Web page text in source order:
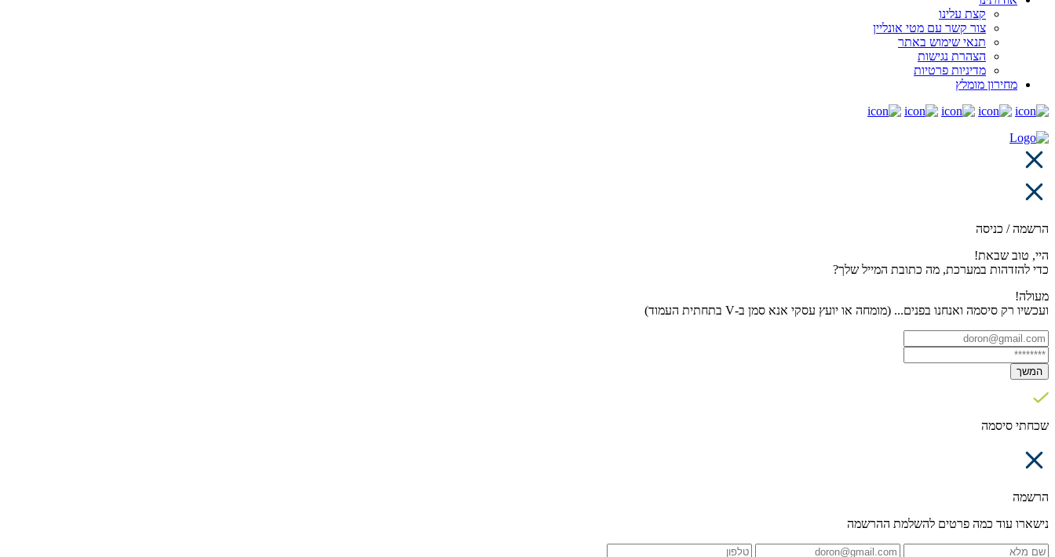
קצת עלינו
צור קשר עם מטי אונליין
תנאי שימוש באתר
הצהרת נגישות
מדיניות פרטיות
מחירון מומלץ
הרשמה / כניסה
היי, טוב שבאת!
כדי להזדהות במערכת, מה כתובת המייל שלך?
מעולה!
ועכשיו רק סיסמה ואנחנו בפנים... (מומחה או יועץ עסקי אנא סמן ב-V בתחתית העמוד)
המשך
שכחתי סיסמה
הרשמה
נישארו עוד כמה פרטים להשלמת ההרשמה